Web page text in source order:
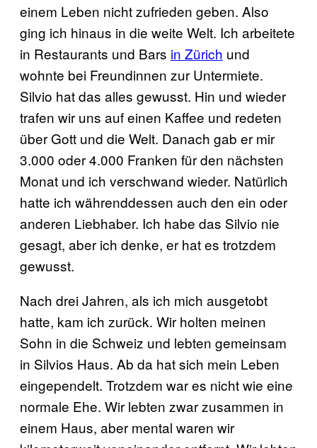
einem Leben nicht zufrieden geben. Also
ging ich hinaus in die weite Welt. Ich arbeitete
in Restaurants und Bars in Zürich und
wohnte bei Freundinnen zur Untermiete.
Silvio hat das alles gewusst. Hin und wieder
trafen wir uns auf einen Kaffee und redeten
über Gott und die Welt. Danach gab er mir
3.000 oder 4.000 Franken für den nächsten
Monat und ich verschwand wieder. Natürlich
hatte ich währenddessen auch den ein oder
anderen Liebhaber. Ich habe das Silvio nie
gesagt, aber ich denke, er hat es trotzdem
gewusst.
Nach drei Jahren, als ich mich ausgetobt
hatte, kam ich zurück. Wir holten meinen
Sohn in die Schweiz und lebten gemeinsam
in Silvios Haus. Ab da hat sich mein Leben
eingependelt. Trotzdem war es nicht wie eine
normale Ehe. Wir lebten zwar zusammen in
einem Haus, aber mental waren wir